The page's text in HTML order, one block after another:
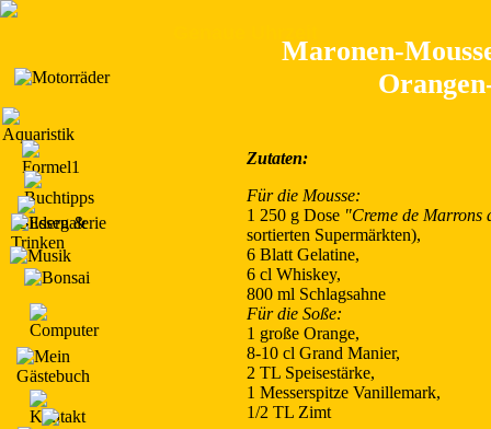
Maronen-
Zutaten:
Für die Mousse:
1 250 g Dose "Creme de Marrons
sortierten Supermärkten),
6 Blatt Gelatine,
6 cl Whiskey,
800 ml Schlagsahne
Für die Soße:
1 große Orange,
8-10 cl Grand Manier,
2 TL Speisestärke,
1 Messerspitze Vanillemark,
1/2 TL Zimt